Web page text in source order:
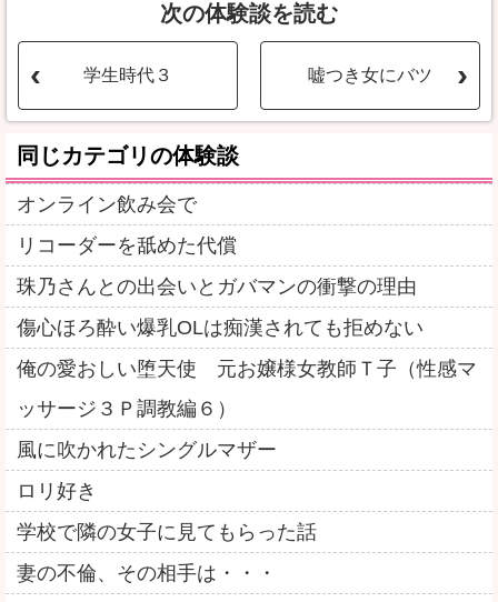
次の体験談を読む
学生時代３ 嘘つき女にバツ
同じカテゴリの体験談
オンライン飲み会で
リコーダーを舐めた代償
珠乃さんとの出会いとガバマンの衝撃の理由
傷心ほろ酔い爆乳OLは痴漢されても拒めない
俺の愛おしい堕天使 元お嬢様女教師Ｔ子（性感マ
ッサージ３Ｐ調教編６）
風に吹かれたシングルマザー
ロリ好き
学校で隣の女子に見てもらった話
妻の不倫、その相手は・・・